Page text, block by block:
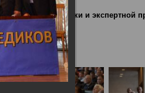
медицинской науки и экспертной